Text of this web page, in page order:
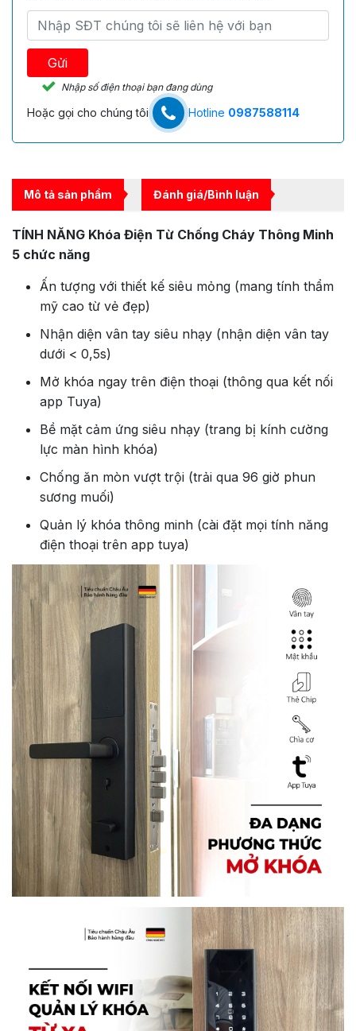
Gửi
Nhập số điện thoại bạn đang dùng
Hoặc gọi cho chúng tôi Hotline 0987588114
Mô tả sản phẩm Đánh giá/Bình luận
TÍNH NĂNG Khóa Điện Từ Chống Cháy Thông Minh
5 chức năng
Ấn tượng với thiết kế siêu mỏng (mang tính thẩm
mỹ cao từ vẻ đẹp)
Nhận diện vân tay siêu nhạy (nhận diện vân tay
dưới < 0,5s)
Mở khóa ngay trên điện thoại (thông qua kết nối
app Tuya)
Bề mặt cảm ứng siêu nhạy (trang bị kính cường
lực màn hình khóa)
Chống ăn mòn vượt trội (trải qua 96 giờ phun
sương muối)
Quản lý khóa thông minh (cài đặt mọi tính năng
điện thoại trên app tuya)